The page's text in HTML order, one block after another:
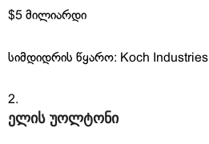
$5 მილიარდი
სიმდიდრის წყარო: Koch Industries
ელის უოლტონი